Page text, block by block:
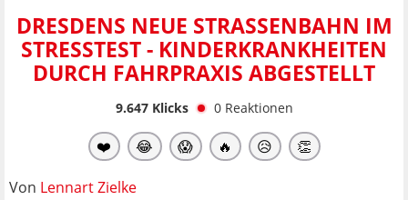
DRESDENS NEUE STRASSENBAHN IM S
TRESSTEST - KINDERKRANKHEITEN D
URCH FAHRPRAXIS ABGESTELLT
9.647Klicks 0 Reaktionen
❤️ 😂 😱 🔥 😥 👏
Von Lennart Zielke